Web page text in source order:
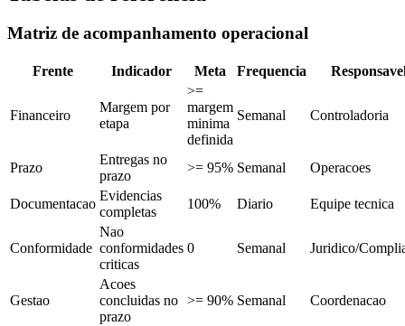
Matriz de acompanhamento operacional
Frente Indicador Meta Frequencia
Financeiro
Margem por
etapa
>=
margem
minima
definida
Semanal Controladoria
Prazo
Entregas no
prazo
>= 95% Semanal Operacoes
Documentacao
Evidencias
completas
100% Diario Equipe tecnica
Conformidade
Nao
conformidades
criticas
0 Semanal Juridico/
Gestao
Acoes
concluidas no
prazo
>= 90% Semanal Coordenacao